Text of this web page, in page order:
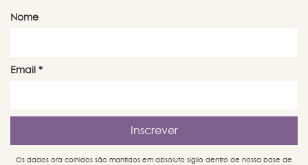
Nome
Email *
Os dados ora colhidos são mantidos em absoluto sigilo dentro de nossa base de